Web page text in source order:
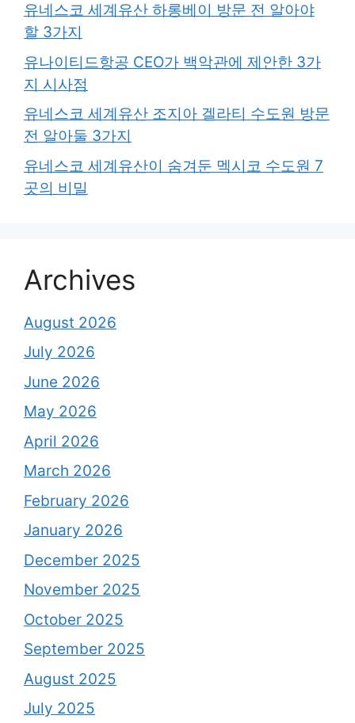
유네스코 세계유산 하롱베이 방문 전 알아야
할 3가지
유나이티드항공 CEO가 백악관에 제안한 3가
지 시사점
유네스코 세계유산 조지아 겔라티 수도원 방문
전 알아둘 3가지
유네스코 세계유산이 숨겨둔 멕시코 수도원 7
곳의 비밀
Archives
August 2026
July 2026
June 2026
May 2026
April 2026
March 2026
February 2026
January 2026
December 2025
November 2025
October 2025
September 2025
August 2025
July 2025